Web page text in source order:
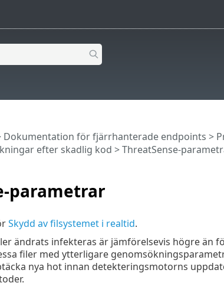
parametrar
Dokumentation för fjärrhanterade endpoints >
efter skadlig kod >ThreatSense-
Skydd av filsystemet i realtid.
ändrats infekteras är jämförelsevis högre än
filer med ytterligare
nya hot innan detekteringsmotorns